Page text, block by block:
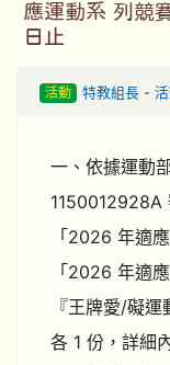
應運動系 列競
日止
活動 特教組長-
一、依據運動
1150012928A
「2026 年適
「2026 年適
『王牌愛/礙
各 1 份，詳細